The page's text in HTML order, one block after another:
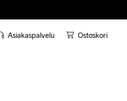
Asiakaspalvelu Ostoskori